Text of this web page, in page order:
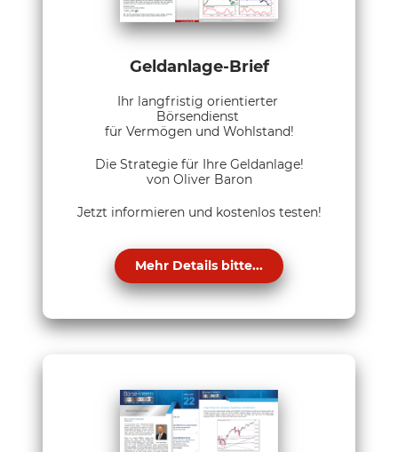
Geldanlage-Brief
Ihr langfristig orientierter
Börsendienst
für Vermögen und Wohlstand!
Die Strategie für Ihre Geldanlage!
von Oliver Baron
Jetzt informieren und kostenlos testen!
Mehr Details bitte...